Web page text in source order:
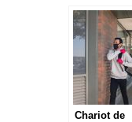
qualité bio
Chariot de